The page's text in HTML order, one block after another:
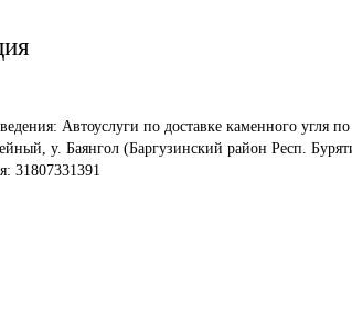
Автоуслуги по доставке каменного угля
у. Баянгол (Баргузинский район Респ.
31807331391